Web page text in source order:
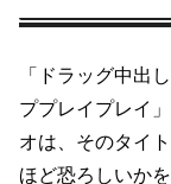
「ドラッグ中出
ププレイプレイ
オは、そのタイ
ほど恐ろしいか